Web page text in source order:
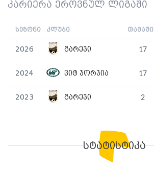
კარიერა ეროვნულ ლიგაში
სეზონი კლუბი თამაში
2026 გარეჯი 17
2024 ვიტ ჯორჯია 17
2023 გარეჯი 2
სტატისტიკა